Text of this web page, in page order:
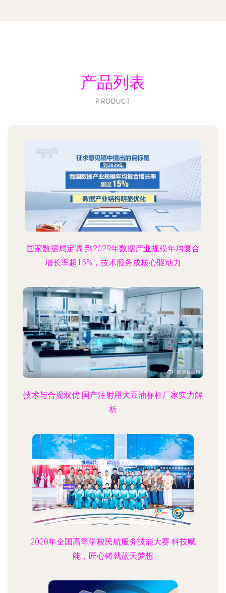
产品列表
PRODUCT
国家数据局定调 到2029年数据产业规模年均复合
增长率超15%，技术服务成核心驱动力
技术与合规双优 国产注射用大豆油标杆厂家实力解
析
2020年全国高等学校民航服务技能大赛 科技赋
能，匠心铸就蓝天梦想